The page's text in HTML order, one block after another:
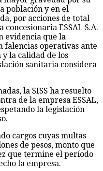
población y en el
por acciones de total
ESSAL S.A.
evidencia que la
falencias operativas ante
la calidad de los
sanitaria considera
la SISS ha resuelto
de la empresa ESSAL,
la legislación
cargos cuyas multas
de pesos, monto que
que termine el período
la empresa.